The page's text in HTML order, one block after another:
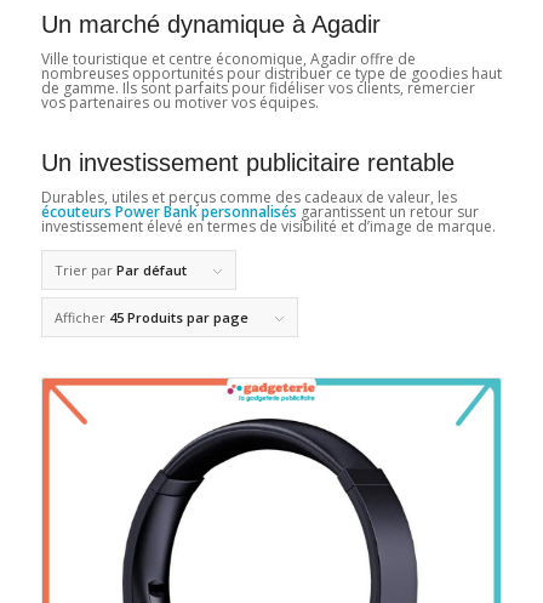
Un marché dynamique à Agadir
Ville touristique et centre économique, Agadir offre de
nombreuses opportunités pour distribuer ce type de goodies haut
de gamme. Ils sont parfaits pour fidéliser vos clients, remercier
vos partenaires ou motiver vos équipes.
Un investissement publicitaire rentable
Durables, utiles et perçus comme des cadeaux de valeur, les
écouteurs Power Bank personnalisés garantissent un retour sur
investissement élevé en termes de visibilité et d’image de marque.
Trier par Par défaut
Afficher 45 Produits par page